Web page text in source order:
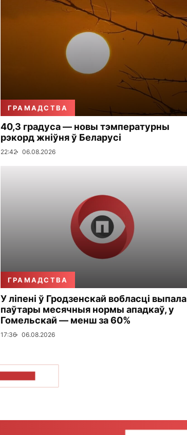
ГРАМАДСТВА
40,3 градуса — новы тэмпературны
рэкорд жніўня ў Беларусі
22:42 06.08.2026
ГРАМАДСТВА
У ліпені ў Гродзенскай вобласці выпала
паўтары месячныя нормы ападкаў, у
Гомельскай — менш за 60%
17:36 06.08.2026